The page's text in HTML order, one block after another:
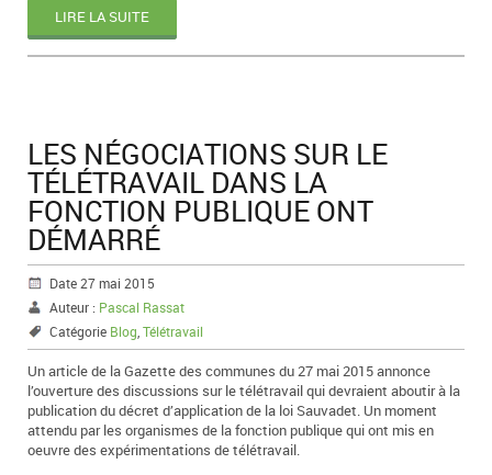
LIRE LA SUITE
LES NÉGOCIATIONS SUR LE
TÉLÉTRAVAIL DANS LA
FONCTION PUBLIQUE ONT
DÉMARRÉ
Date 27 mai 2015
Auteur : Pascal Rassat
Catégorie Blog Télétravail
Un article de la Gazette des communes du 27 mai 2015 annonce
l’ouverture des discussions sur le télétravail qui devraient aboutir à la
publication du décret d’application de la loi Sauvadet. Un moment
attendu par les organismes de la fonction publique qui ont mis en
oeuvre des expérimentations de télétravail.